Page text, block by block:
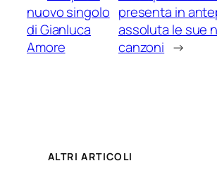
nuovo singolo
di Gianluca
Amore
presenta in
assoluta le sue
canzoni →
ALTRI ARTICOLI